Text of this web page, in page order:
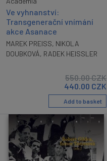
Ve vyhnanství:
Transgenerační vnímání
akce Asanace
MAREK PREISS, NIKOLA
DOUBKOVÁ, RADEK HEISSLER
550.00CZK
440.00 CZK
Add to basket